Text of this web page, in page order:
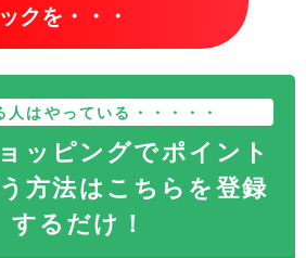
ックを・・・
人はやっている・・・・・
ッピングでポイント
方法はこちらを登録
するだけ！